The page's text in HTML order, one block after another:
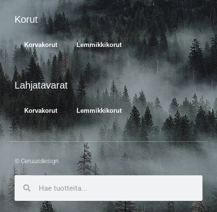
Korut
Korvakorut Lemmikkikorut
Lahjatavarat
Korvakorut Lemmikkikorut
© Ceruusdesign